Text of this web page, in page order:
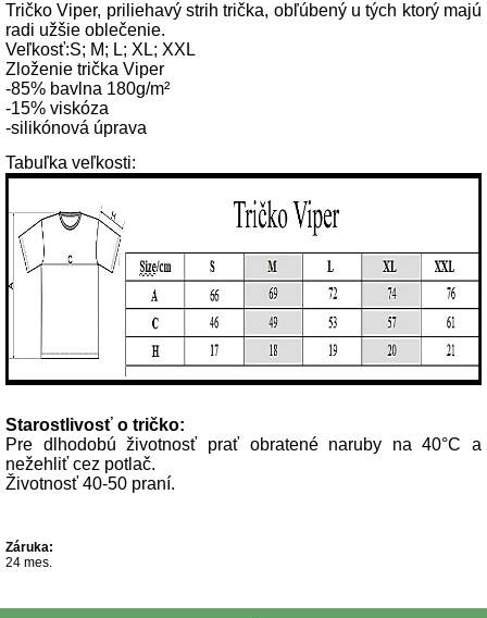
Tričko Viper, priliehavý strih trička, obľúbený u tých ktorý majú
radi užšie oblečenie.
Veľkosť:S; M; L; XL; XXL
Zloženie trička Viper
-85% bavlna 180g/m²
-15% viskóza
-silikónová úprava
Tabuľka veľkosti:
Starostlivosť o tričko:
Pre dlhodobú životnosť prať obratené naruby na 40°C a
nežehliť cez potlač.
Životnosť 40-50 praní.
Záruka:
24 mes.